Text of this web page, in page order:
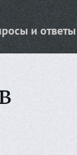
и ответы